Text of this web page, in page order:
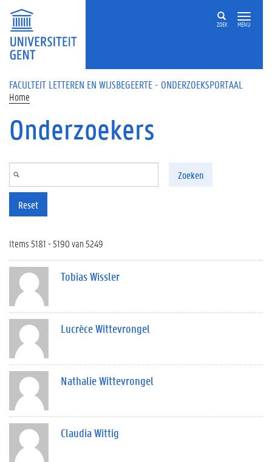
Overslaan en naar de inhoud gaan
ZOEK MENU
FACULTEIT LETTEREN EN WIJSBEGEERTE - ONDERZOEKSPORTAAL
Home
Onderzoekers
Zoeken
Reset
Items 5181 - 5190 van 5249
Tobias Wissler
Lucrèce Wittevrongel
Nathalie Wittevrongel
Claudia Wittig